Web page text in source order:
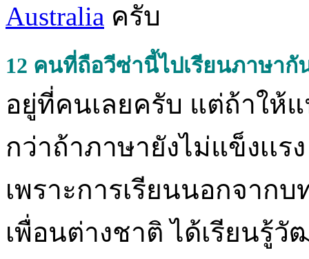
Australia ครับ
12 คนที่ถือวีซ่านี้ไปเรียนภาษากั
อยู่ที่คนเลยครับ แต่ถ้าให้
กว่าถ้าภาษายังไม่แข็งเเรง
เพราะการเรียนนอกจาก
เพื่อนต่างชาติ ได้เรียนรู้